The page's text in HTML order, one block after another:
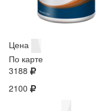
Цена
По карте
3188
2100